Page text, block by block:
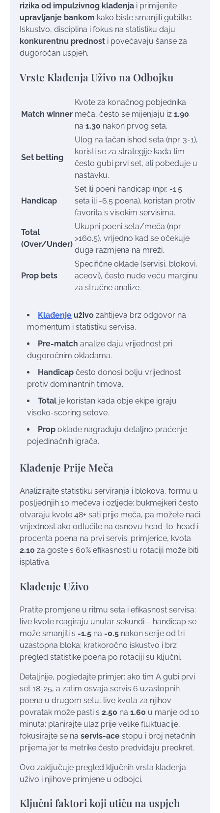
rizika od impulzivnog klađenja i primijenite
upravljanje bankom kako biste smanjili gubitke.
Iskustvo, disciplina i fokus na statistiku daju
konkurentnu prednost i povećavaju šanse za
dugoročan uspjeh.
Vrste Klađenja Uživo na Odbojku
Match winner
Kvote za konačnog pobjednika
meča, često se mijenjaju iz 1.90
na 1.30 nakon prvog seta.
Set betting
Ulog na tačan ishod seta (npr. 3-1),
koristi se za strategije kada tim
često gubi prvi set, ali pobeđuje u
nastavku.
Handicap
Set ili poeni handicap (npr. -1.5
seta ili -6.5 poena), koristan protiv
favorita s visokim servisima.
Total
(Over/Under)
Ukupni poeni seta/meča (npr.
>160.5), vrijedno kad se očekuje
duga razmjena na mreži.
Prop bets
Specifične oklade (servisi, blokovi,
aceovi), često nude veću marginu
za stručne analize.
Klađenje uživo zahtijeva brz odgovor na
momentum i statistiku servisa.
Pre-match analize daju vrijednost pri
dugoročnim okladama.
Handicap često donosi bolju vrijednost
protiv dominantnih timova.
Total je koristan kada obje ekipe igraju
visoko-scoring setove.
Prop oklade nagrađuju detaljno praćenje
pojedinačnih igrača.
Klađenje Prije Meča
Analizirajte statistiku serviranja i blokova, formu u
posljednjih 10 mečeva i ozljede: bukmejkeri često
otvaraju kvote 48+ sati prije meča, pa možete naći
vrijednost ako odlučite na osnovu head-to-head i
procenta poena na prvi servis; primjerice, kvota
2.10 za goste s 60% efikasnosti u rotaciji može biti
isplativa.
Klađenje Uživo
Pratite promjene u ritmu seta i efikasnost servisa:
live kvote reagiraju unutar sekundi – handicap se
može smanjiti s -1.5 na -0.5 nakon serije od tri
uzastopna bloka; kratkoročno iskustvo i brz
pregled statistike poena po rotaciji su ključni.
Detaljnije, pogledajte primjer: ako tim A gubi prvi
set 18-25, a zatim osvaja servis 6 uzastopnih
poena u drugom setu, live kvota za njihov
povratak može pasti s 2.50 na 1.60 u manje od 10
minuta; planirajte ulaz prije velike fluktuacije,
fokusirajte se na servis-ace stopu i broj netačnih
prijema jer te metrike često predviđaju preokret.
Ovo zaključuje pregled ključnih vrsta klađenja
uživo i njihove primjene u odbojci.
Ključni faktori koji utiču na uspjeh